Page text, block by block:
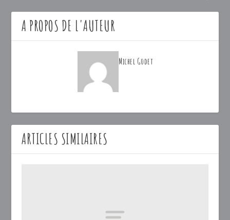
A PROPOS DE L'AUTEUR
Michel Godet
ARTICLES SIMILAIRES